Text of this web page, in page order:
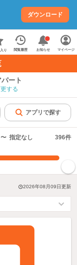
ダウンロード
り 閲覧履歴 お知らせ マイページ
パート
する
アプリで探す
〜 指定なし 396件
2026年08月09日更新